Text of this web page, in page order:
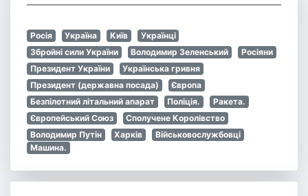
Росія Україна Київ
Українці
Збройні сили України
Володимир Зеленський
Росіяни
Президент України
Українська гривня
Президент (державна посада)
Європа
Безпілотний літальний апарат
Поліція.
Ракета.
Європейський Союз
Сполучене Королівство
Володимир Путін
Харків
Військовослужбовці
Машина.